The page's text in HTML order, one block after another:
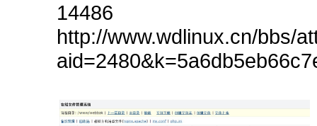
14486
http://www.wdlinux.cn/bbs/